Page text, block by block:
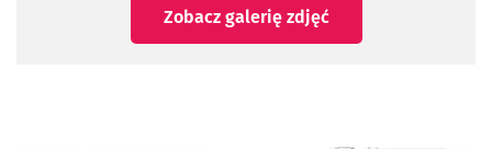
Zobacz galerię zdjęć